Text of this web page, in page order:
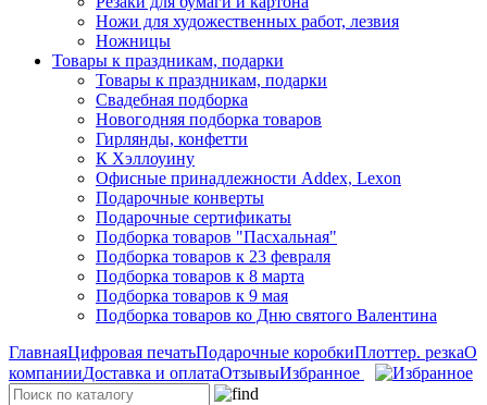
Ножи для художественных работ, лезвия
Ножницы
Товары к праздникам, подарки
Товары к праздникам, подарки
Свадебная подборка
Новогодняя подборка товаров
Гирлянды, конфетти
К Хэллоуину
Офисные принадлежности Addex, Lexon
Подарочные конверты
Подарочные сертификаты
Подборка товаров "Пасхальная"
Подборка товаров к 23 февраля
Подборка товаров к 8 марта
Подборка товаров к 9 мая
Подборка товаров ко Дню святого Валентина
ГлавнаяЦифровая печатьПодарочные коробкиПлоттер. резкаО
компанииДоставка и оплатаОтзывыИзбранное